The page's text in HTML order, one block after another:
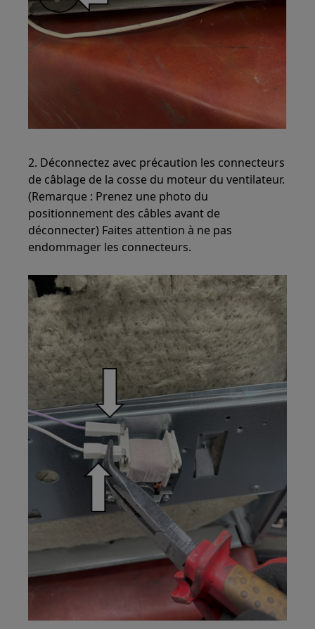
2. Déconnectez avec précaution les connecteurs
de câblage de la cosse du moteur du ventilateur.
(Remarque : Prenez une photo du
positionnement des câbles avant de
déconnecter) Faites attention à ne pas
endommager les connecteurs.